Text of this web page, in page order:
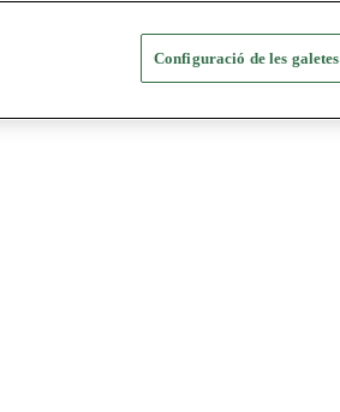
Configuració de les galetes